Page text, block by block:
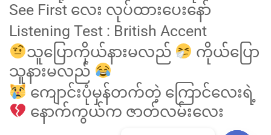
See First လေး လုပ်ထားပေးနော်
Listening Test : British Accent
သူပြောကိုယ်နားမလည်
ကိုယ်ပြော
သူနားမလည်
ကျောင်းပုံမှန်တက်တဲ့ ကြောင်လေးရဲ့
နောက်ကွယ်က ဇာတ်လမ်းလေး